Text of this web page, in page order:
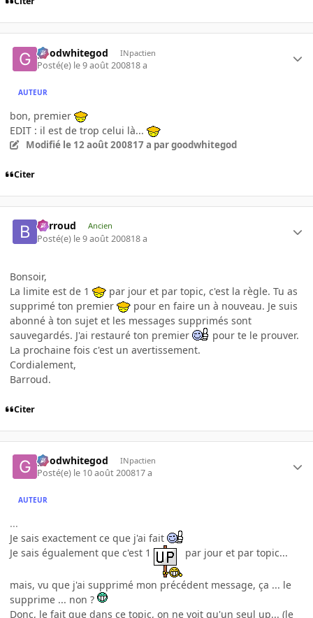
goodwhitegod INpactien
Posté(e) le 9 août 200818 a
AUTEUR
bon, premier
EDIT : il est de trop celui là...
Modifié le 12 août 200817 a par goodwhitegod
Citer
Barroud Ancien
Posté(e) le 9 août 200818 a
Bonsoir,
La limite est de 1
par jour et par topic, c'est la règle. Tu as
supprimé ton premier
pour en faire un à nouveau. Je suis
abonné à ton sujet et les messages supprimés sont
sauvegardés. J'ai restauré ton premier
pour te le prouver.
La prochaine fois c'est un avertissement.
Cordialement,
Barroud.
Citer
goodwhitegod INpactien
Posté(e) le 10 août 200817 a
AUTEUR
...
Je sais exactement ce que j'ai fait
Je sais égualement que c'est 1
par jour et par topic...
mais, vu que j'ai supprimé mon précédent message, ça ... le
supprime ... non ?
Donc, le fait que dans ce topic, on ne voit qu'un seul up... (le